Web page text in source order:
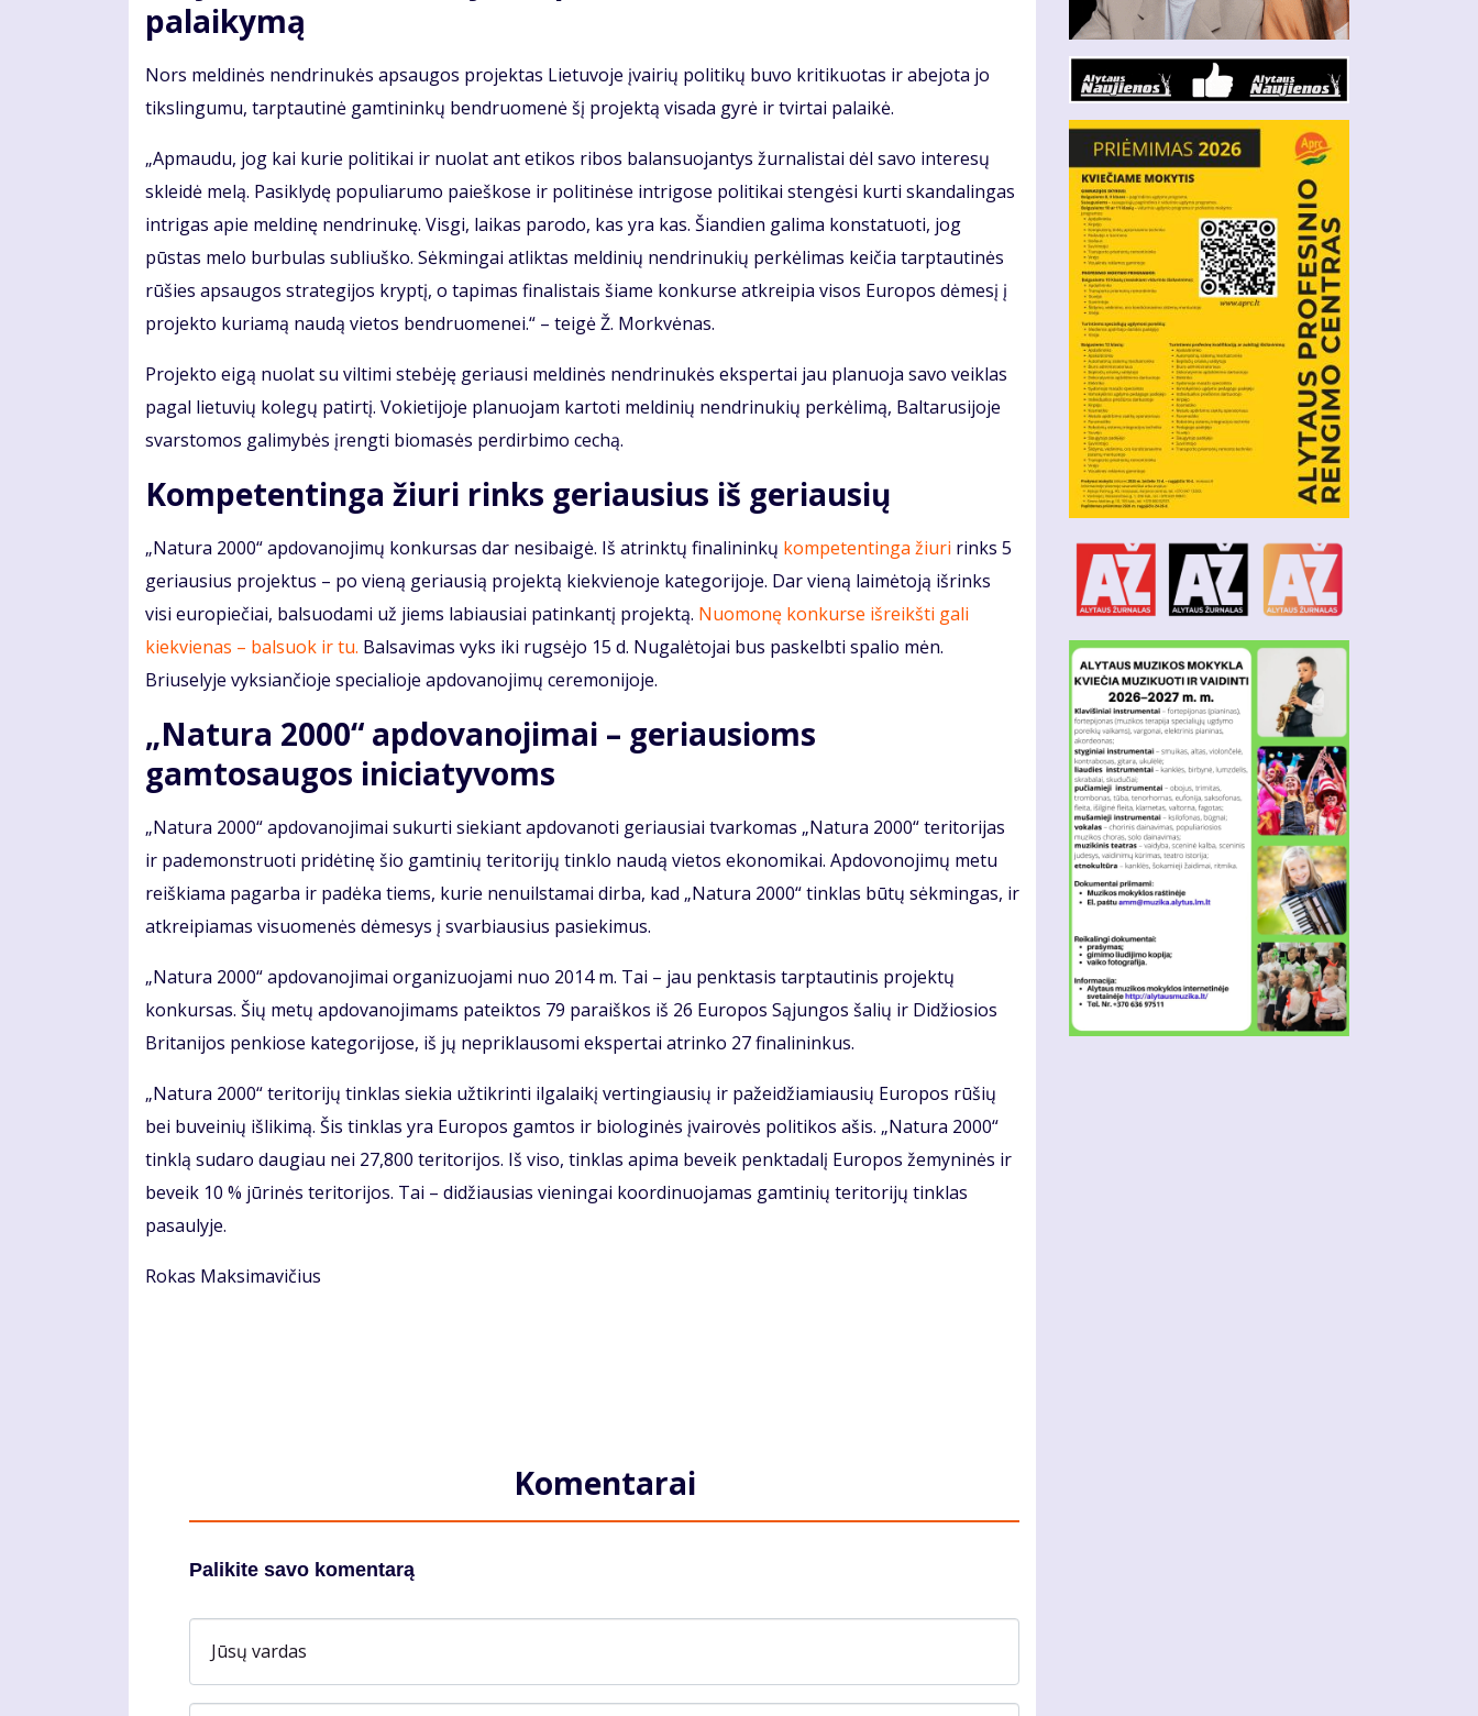
palaikymą
Nors meldinės nendrinukės apsaugos projektas Lietuvoje įvairių politikų buvo kritikuotas ir abejota jo
tikslingumu, tarptautinė gamtininkų bendruomenė šį projektą visada gyrė ir tvirtai palaikė.
„Apmaudu, jog kai kurie politikai ir nuolat ant etikos ribos balansuojantys žurnalistai dėl savo interesų
skleidė melą. Pasiklydę populiarumo paieškose ir politinėse intrigose politikai stengėsi kurti skandalingas
intrigas apie meldinę nendrinukę. Visgi, laikas parodo, kas yra kas. Šiandien galima konstatuoti, jog
pūstas melo burbulas subliuško. Sėkmingai atliktas meldinių nendrinukių perkėlimas keičia tarptautinės
rūšies apsaugos strategijos kryptį, o tapimas finalistais šiame konkurse atkreipia visos Europos dėmesį į
projekto kuriamą naudą vietos bendruomenei.“ – teigė Ž. Morkvėnas.
Projekto eigą nuolat su viltimi stebėję geriausi meldinės nendrinukės ekspertai jau planuoja savo veiklas
pagal lietuvių kolegų patirtį. Vokietijoje planuojam kartoti meldinių nendrinukių perkėlimą, Baltarusijoje
svarstomos galimybės įrengti biomasės perdirbimo cechą.
Kompetentinga žiuri rinks geriausius iš geriausių
„Natura 2000“ apdovanojimų konkursas dar nesibaigė. Iš atrinktų finalininkų kompetentinga žiuri rinks 5
geriausius projektus – po vieną geriausią projektą kiekvienoje kategorijoje. Dar vieną laimėtoją išrinks
visi europiečiai, balsuodami už jiems labiausiai patinkantį projektą. Nuomonę konkurse išreikšti gali
kiekvienas – balsuok ir tu. Balsavimas vyks iki rugsėjo 15 d. Nugalėtojai bus paskelbti spalio mėn.
Briuselyje vyksiančioje specialioje apdovanojimų ceremonijoje.
„Natura 2000“ apdovanojimai – geriausioms
gamtosaugos iniciatyvoms
„Natura 2000“ apdovanojimai sukurti siekiant apdovanoti geriausiai tvarkomas „Natura 2000“ teritorijas
ir pademonstruoti pridėtinę šio gamtinių teritorijų tinklo naudą vietos ekonomikai. Apdovonojimų metu
reiškiama pagarba ir padėka tiems, kurie nenuilstamai dirba, kad „Natura 2000“ tinklas būtų sėkmingas, ir
atkreipiamas visuomenės dėmesys į svarbiausius pasiekimus.
„Natura 2000“ apdovanojimai organizuojami nuo 2014 m. Tai – jau penktasis tarptautinis projektų
konkursas. Šių metų apdovanojimams pateiktos 79 paraiškos iš 26 Europos Sąjungos šalių ir Didžiosios
Britanijos penkiose kategorijose, iš jų nepriklausomi ekspertai atrinko 27 finalininkus.
„Natura 2000“ teritorijų tinklas siekia užtikrinti ilgalaikį vertingiausių ir pažeidžiamiausių Europos rūšių
bei buveinių išlikimą. Šis tinklas yra Europos gamtos ir biologinės įvairovės politikos ašis. „Natura 2000“
tinklą sudaro daugiau nei 27,800 teritorijos. Iš viso, tinklas apima beveik penktadalį Europos žemyninės ir
beveik 10 % jūrinės teritorijos. Tai – didžiausias vieningai koordinuojamas gamtinių teritorijų tinklas
pasaulyje.
Rokas Maksimavičius
Komentarai
Palikite savo komentarą
Jūsų vardas